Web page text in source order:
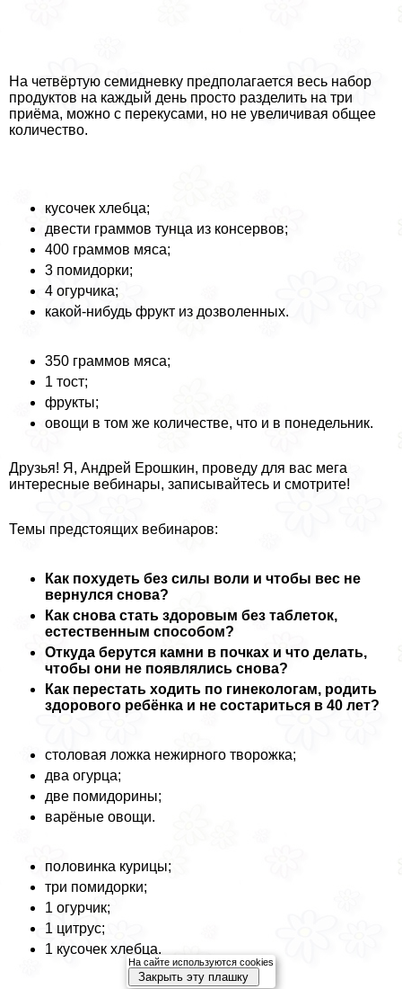
На четвёртую семидневку предполагается весь набор
продуктов на каждый день просто разделить на три
приёма, можно с перекусами, но не увеличивая общее
количество.
кусочек хлебца;
двести граммов тунца из консервов;
400 граммов мяса;
3 помидорки;
4 огурчика;
какой-нибудь фрукт из дозволенных.
350 граммов мяса;
1 тост;
фрукты;
овощи в том же количестве, что и в понедельник.
Друзья! Я, Андрей Ерошкин, проведу для вас мега
интересные вебинары, записывайтесь и смотрите!
Темы предстоящих вебинаров:
Как похудеть без силы воли и чтобы вес не
вернулся снова?
Как снова стать здоровым без таблеток,
естественным способом?
Откуда берутся камни в почках и что делать,
чтобы они не появлялись снова?
Как перестать ходить по гинекологам, родить
здорового ребёнка и не состариться в 40 лет?
столовая ложка нежирного творожка;
два огурца;
две помидорины;
варёные овощи.
половинка курицы;
три помидорки;
1 огурчик;
1 цитрус;
1 кусочек хлебца.
На сайте используются cookies
Закрыть эту плашку